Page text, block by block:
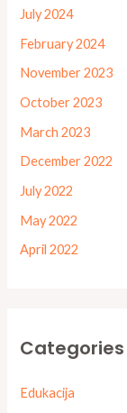
July 2024
February 2024
November 2023
October 2023
March 2023
December 2022
July 2022
May 2022
April 2022
Categories
Edukacija